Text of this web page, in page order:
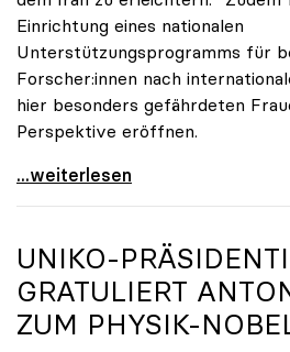
Einrichtung eines nationalen
Unterstützungsprogramms für
Forscher:innen nach
hier besonders gefährdeten
Perspektive eröffnen.
Proteste im Iran: uniko fordert
...weiterlesen
UNIKO-
GRATULIERT
ZUM PHYSIK-